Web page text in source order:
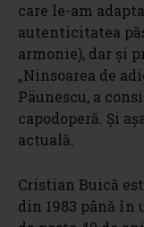
care le-am
autenticitatea
armonie), dar și
„Ninsoarea de
Päunescu, a
capodoperă. Și
actuală.
Cristian Buică
din 1983 până